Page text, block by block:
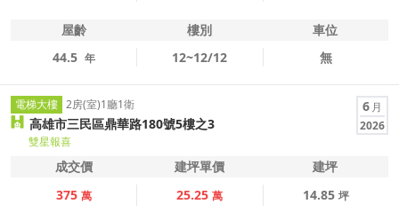
屋齡 樓別
車位
44.5 年 12~12/12 無
電梯大樓 2房(室)1廳1衛
高雄市三民區鼎華路180號5樓之3
雙星報喜
6 月
2026
成交價 建坪單價
建坪
375 萬 25.25 萬 14.85 坪